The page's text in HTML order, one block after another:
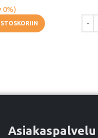
0%)
Asiakaspalvelu